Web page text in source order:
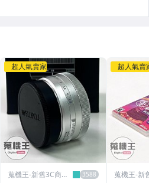
超人氣賣家
蒐機王-新舊3C商品
超人氣賣
蒐機王-新